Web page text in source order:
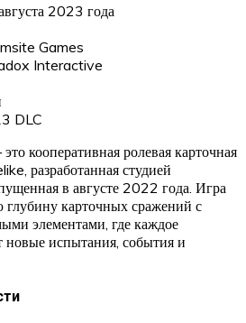
2023 года
Games
Interactive
DLC
кооперативная ролевая карточная
разработанная студией
в августе 2022 года. Игра
глубину карточных сражений с
элементами, где каждое
новые испытания, события и